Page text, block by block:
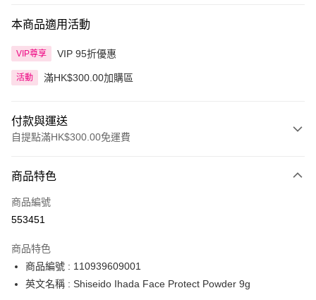
本商品適用活動
VIP尊享 VIP 95折優惠
活動 滿HK$300.00加購區
付款與運送
自提點滿HK$300.00免運費
信用卡
Apple Pay
PayMe
WeChat Pay
商品特色
商品編號
553451
商品特色
商品編號 : 110939609001
英文名稱 : Shiseido Ihada Face Protect Powder 9g